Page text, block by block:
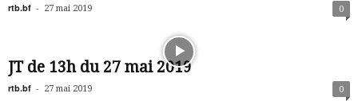
rtb.bf - 27 mai 2019 0
JT de 13h du 27 mai 2019
rtb.bf - 27 mai 2019 0